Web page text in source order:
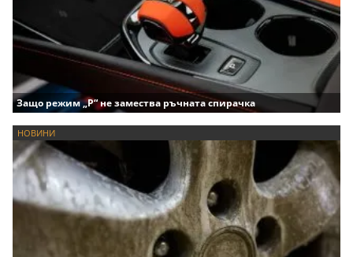
Защо режим „P“ не замества ръчната спирачка
НОВИНИ